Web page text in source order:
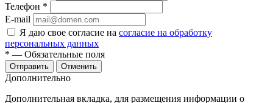
Телефон *
E-mail
Я даю свое согласие на согласие на обработку
персональных данных
* — Обязательные поля
Отменить
Дополнительно
Дополнительная вкладка, для размещения информации о